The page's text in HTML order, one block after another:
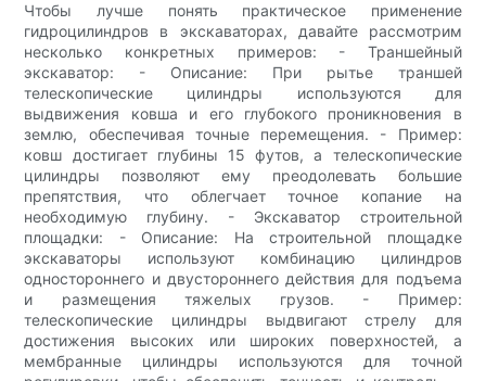
Чтобы лучше понять практическое применение
гидроцилиндров в экскаваторах, давайте рассмотрим
несколько конкретных примеров: - Траншейный
экскаватор: - Описание: При рытье траншей
телескопические цилиндры используются для
выдвижения ковша и его глубокого проникновения в
землю, обеспечивая точные перемещения. - Пример:
ковш достигает глубины 15 футов, а телескопические
цилиндры позволяют ему преодолевать большие
препятствия, что облегчает точное копание на
необходимую глубину. - Экскаватор строительной
площадки: - Описание: На строительной площадке
экскаваторы используют комбинацию цилиндров
одностороннего и двустороннего действия для подъема
и размещения тяжелых грузов. - Пример:
телескопические цилиндры выдвигают стрелу для
достижения высоких или широких поверхностей, а
мембранные цилиндры используются для точной